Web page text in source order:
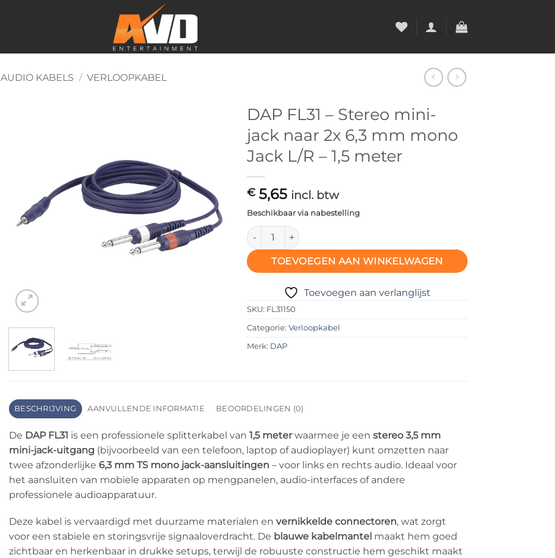
AUDIO KABELS / VERLOOPKABEL
DAP FL31 – Stereo mini-
jack naar 2x 6,3 mm mono
Jack L/R – 1,5 meter
€5,65 incl. btw
Beschikbaar via nabestelling
DAP FL31 – Stereo mini-jack naar 2x 6,3 mm mono Jack L/R – 1,5 meter
TOEVOEGEN AAN WINKELWAGEN
Toevoegen aan verlanglijst
SKU: FL31150
Categorie:Verloopkabel
Merk: DAP
BESCHRIJVING AANVULLENDE INFORMATIE BEOORDELINGEN (0)
De DAP FL31 is een professionele splitterkabel van 1,5 meterwaarmee je een stereo 3,5 mm
mini-jack-uitgang (bijvoorbeeld van een telefoon, laptop of audioplayer) kunt omzetten naar
twee afzonderlijke 6,3 mm TS mono jack-aansluitingen – voor links en rechts audio. Ideaal voor
het aansluiten van mobiele apparaten op mengpanelen, audio-interfaces of andere
professionele audioapparatuur.
Deze kabel is vervaardigd met duurzame materialen en vernikkelde connectoren, wat zorgt
voor een stabiele en storingsvrije signaaloverdracht. De blauwe kabelmantel maakt hem goed
zichtbaar en herkenbaar in drukke setups, terwijl de robuuste constructie hem geschikt maakt